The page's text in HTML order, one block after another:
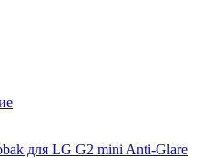
для LG G2 mini Anti-Glare